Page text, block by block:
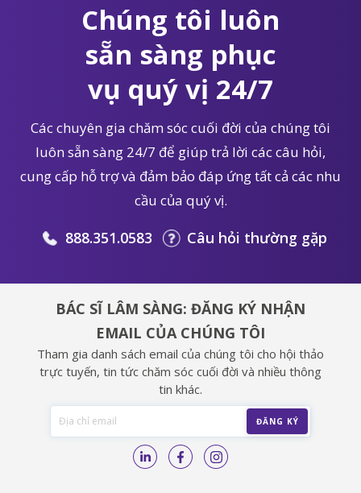
Chúng tôi luôn
sẵn sàng phục
vụ quý vị 24/7
Các chuyên gia chăm sóc cuối đời của chúng tôi
luôn sẵn sàng 24/7 để giúp trả lời các câu hỏi,
cung cấp hỗ trợ và đảm bảo đáp ứng tất cả các nhu
cầu của quý vị.
888.351.0583 Câu hỏi thường gặp
BÁC SĨ LÂM SÀNG: ĐĂNG KÝ NHẬN
EMAIL CỦA CHÚNG TÔI
Tham gia danh sách email của chúng tôi cho hội thảo
trực tuyến, tin tức chăm sóc cuối đời và nhiều thông
tin khác.